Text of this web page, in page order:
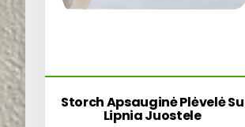
Storch Apsauginė Plėvelė Su
Lipnia Juostele